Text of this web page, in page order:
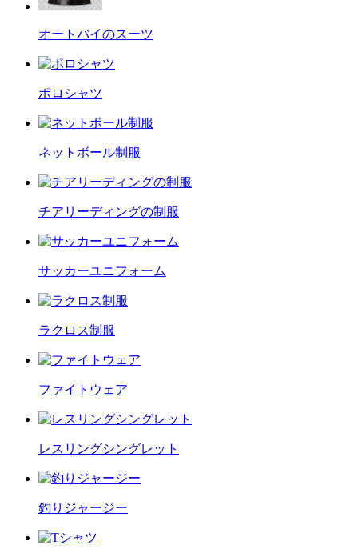
オートバイのスーツ
ポロシャツ
ネットボール制服
チアリーディングの制服
サッカーユニフォーム
ラクロス制服
ファイトウェア
レスリングシングレット
釣りジャージー